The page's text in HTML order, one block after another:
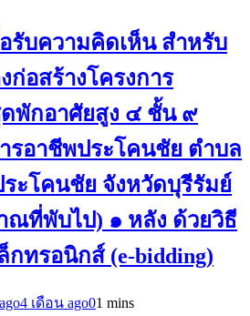
รับความคิดเห็น สำหรับ
ก่อสร้างโครงการ
พักอาศัยสูง ๔ ชั้น ๙
รอาชีพประโคนชัย ตำบล
ระโคนชัย จังหวัดบุรีรัมย์
ณที่พับไป) ๑ หลัง ด้วยวิธี
กทรอนิกส์ (e-bidding)
4 เดือน ago01 mins